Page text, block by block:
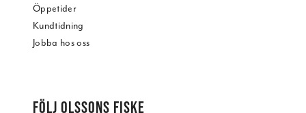
Öppetider
Kundtidning
Jobba hos oss
FÖLJ OLSSONS FISKE